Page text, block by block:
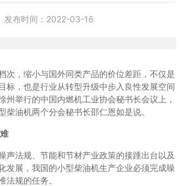
发布时间： 2022-03-16
，缩小与国外同类产品的价位差距，不仅是
标，也是行业从转型升级中步入良性发展空间
州举行的中国内燃机工业协会秘书长会议上，
柴油机两个分会秘书长邵仁恩如是说。
法规、节能和节材产业政策的接踵出台以及
发展，我国的小型柴油机生产企业必须完成噪
法规的任务。